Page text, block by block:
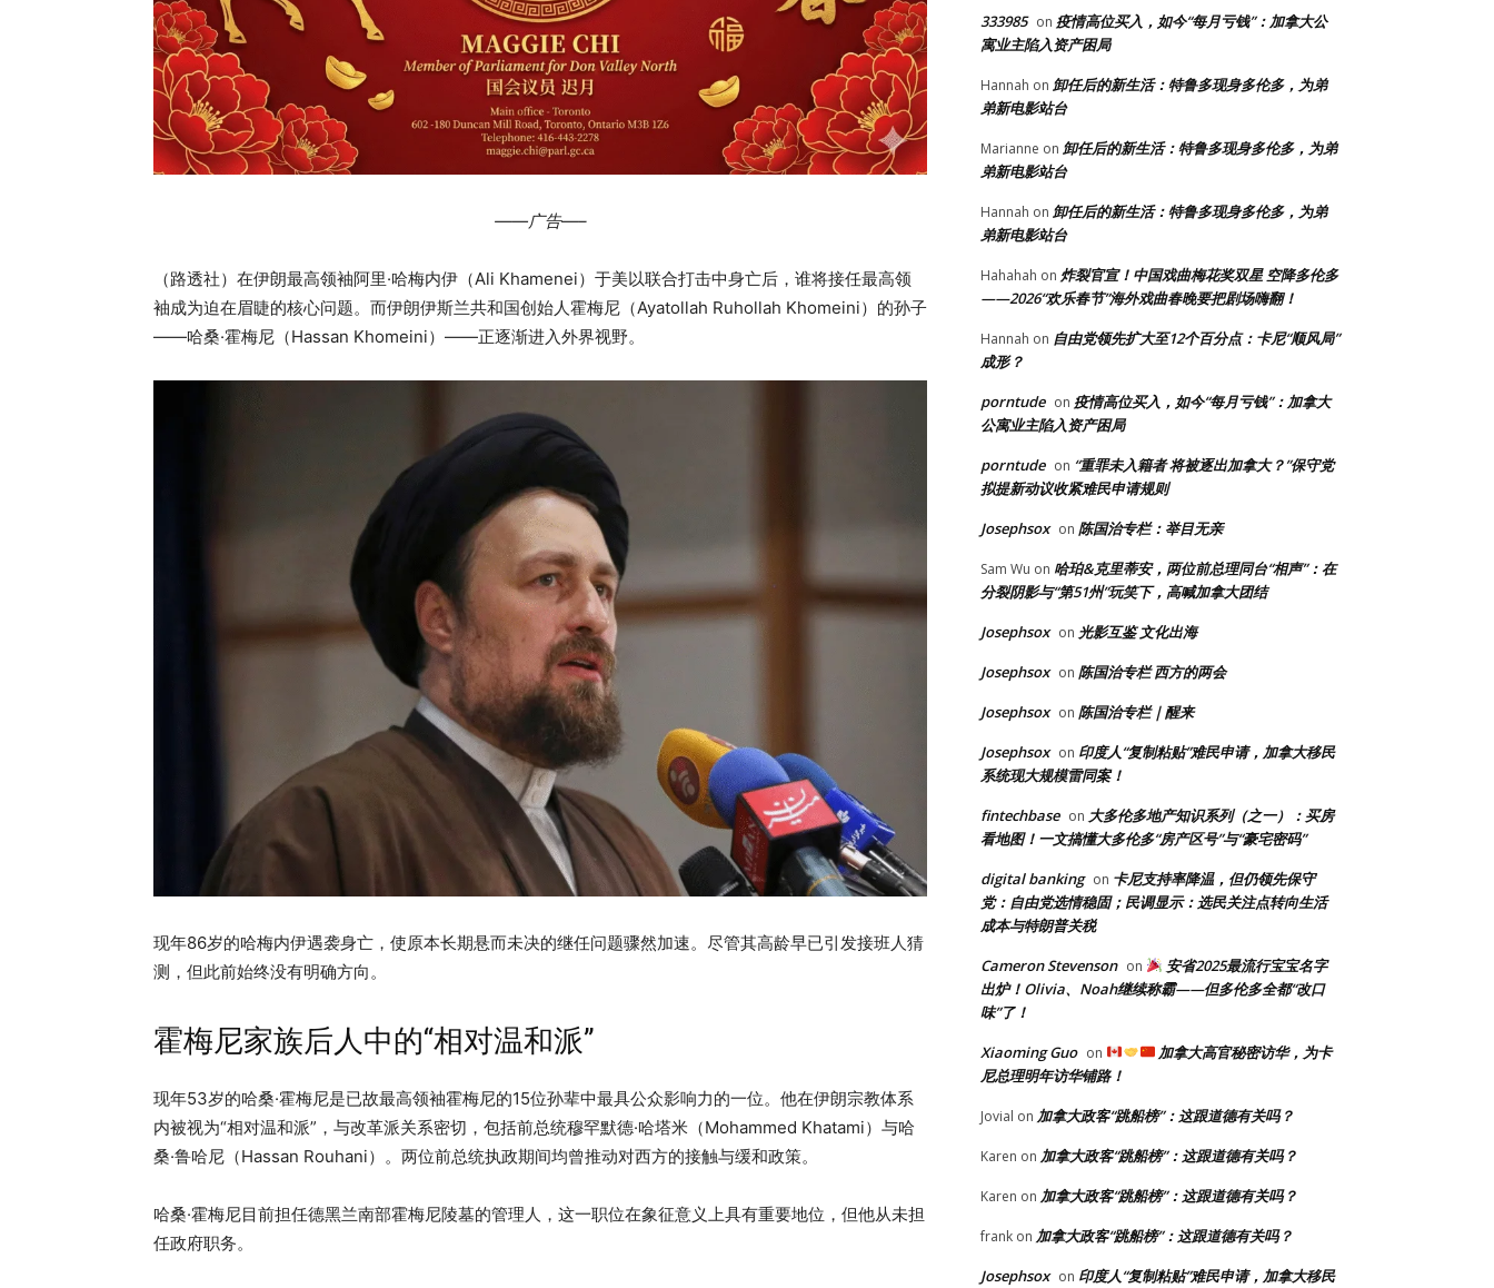
——广告—–
（路透社）在伊朗最高领袖阿里·哈梅内伊（Ali Khamenei）于美以联合打击中身亡后，谁将接任最高领
袖成为迫在眉睫的核心问题。而伊朗伊斯兰共和国创始人霍梅尼（Ayatollah Ruhollah Khomeini）的孙子
——哈桑·霍梅尼（Hassan Khomeini）——正逐渐进入外界视野。
现年86岁的哈梅内伊遇袭身亡，使原本长期悬而未决的继任问题骤然加速。尽管其高龄早已引发接班人猜
测，但此前始终没有明确方向。
霍梅尼家族后人中的“相对温和派”
现年53岁的哈桑·霍梅尼是已故最高领袖霍梅尼的15位孙辈中最具公众影响力的一位。他在伊朗宗教体系
内被视为“相对温和派”，与改革派关系密切，包括前总统穆罕默德·哈塔米（Mohammed Khatami）与哈
桑·鲁哈尼（Hassan Rouhani）。两位前总统执政期间均曾推动对西方的接触与缓和政策。
哈桑·霍梅尼目前担任德黑兰南部霍梅尼陵墓的管理人，这一职位在象征意义上具有重要地位，但他从未担
任政府职务。
333985 on 疫情高位买入，如今“每月亏钱”：加拿大公
寓业主陷入资产困局
Hannah on 卸任后的新生活：特鲁多现身多伦多，为弟
弟新电影站台
Marianne on 卸任后的新生活：特鲁多现身多伦多，为弟
弟新电影站台
Hannah on 卸任后的新生活：特鲁多现身多伦多，为弟
弟新电影站台
Hahahah on 炸裂官宣！中国戏曲梅花奖双星 空降多伦多
——2026“欢乐春节”海外戏曲春晚要把剧场嗨翻！
Hannah on 自由党领先扩大至12个百分点：卡尼“顺风局”
成形？
porntude on 疫情高位买入，如今“每月亏钱”：加拿大
公寓业主陷入资产困局
porntude on “重罪未入籍者 将被逐出加拿大？”保守党
拟提新动议收紧难民申请规则
Josephsox on 陈国治专栏：举目无亲
Sam Wu on 哈珀&克里蒂安，两位前总理同台“相声”：在
分裂阴影与“第51州”玩笑下，高喊加拿大团结
Josephsox on 光影互鉴 文化出海
Josephsox on 陈国治专栏 西方的两会
Josephsox on 陈国治专栏｜醒来
Josephsox on 印度人“复制粘贴”难民申请，加拿大移民
系统现大规模雷同案！
fintechbase on 大多伦多地产知识系列（之一）：买房
看地图！一文搞懂大多伦多“房产区号”与“豪宅密码”
digital banking on 卡尼支持率降温，但仍领先保守
党：自由党选情稳固；民调显示：选民关注点转向生活
成本与特朗普关税
Cameron Stevenson on
安省2025最流行宝宝名字
出炉！Olivia、Noah继续称霸——但多伦多全都“改口
味”了！
Xiaoming Guo on
加拿大高官秘密访华，为卡
尼总理明年访华铺路！
Jovial on 加拿大政客“跳船榜”：这跟道德有关吗？
Karen on 加拿大政客“跳船榜”：这跟道德有关吗？
Karen on 加拿大政客“跳船榜”：这跟道德有关吗？
frank on 加拿大政客“跳船榜”：这跟道德有关吗？
Josephsox on 印度人“复制粘贴”难民申请，加拿大移民